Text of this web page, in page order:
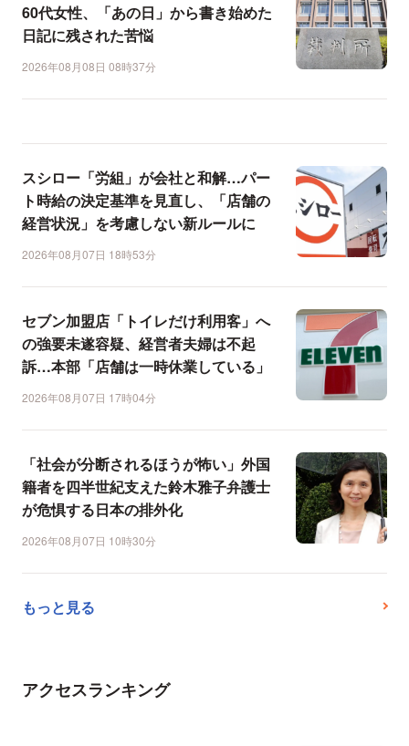
60代女性、「あの日」から書き始めた
日記に残された苦悩
2026年08月08日 08時37分
スシロー「労組」が会社と和解…パー
ト時給の決定基準を見直し、「店舗の
経営状況」を考慮しない新ルールに
2026年08月07日 18時53分
セブン加盟店「トイレだけ利用客」へ
の強要未遂容疑、経営者夫婦は不起
訴…本部「店舗は一時休業している」
2026年08月07日 17時04分
「社会が分断されるほうが怖い」外国
籍者を四半世紀支えた鈴木雅子弁護士
が危惧する日本の排外化
2026年08月07日 10時30分
もっと見る
アクセスランキング